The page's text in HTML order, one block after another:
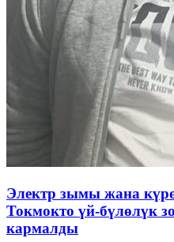
Электр зымы жана
Токмокто үй-бүлөлүк
кармалды